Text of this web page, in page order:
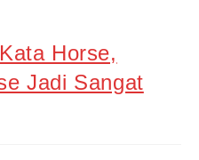
Horse,
Jadi Sangat